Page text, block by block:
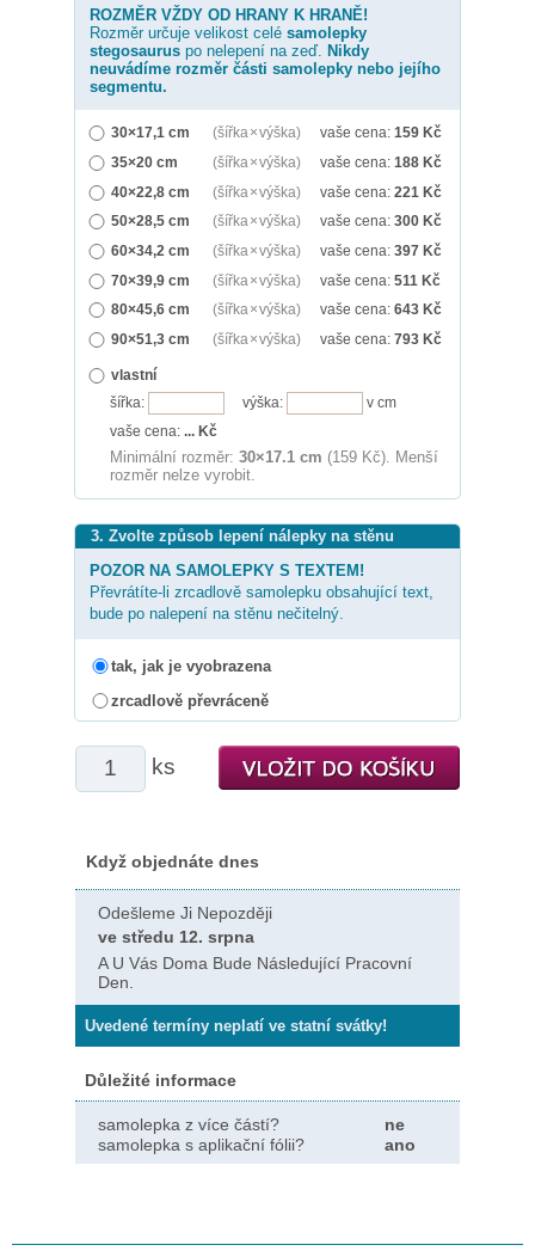
ROZMĚR VŽDY OD HRANY K HRANĚ!
Rozměr určuje velikost celé samolepky
stegosaurus po nelepení na zeď. Nikdy
neuvádíme rozměr části samolepky nebo jejího
segmentu.
30×17,1 cm (šířka × výška) vaše cena: 159 Kč
35×20 cm
(šířka × výška) vaše cena: 188 Kč
40×22,8 cm
(šířka × výška) vaše cena: 221 Kč
50×28,5 cm
(šířka × výška) vaše cena: 300 Kč
60×34,2 cm
(šířka × výška) vaše cena: 397 Kč
70×39,9 cm
(šířka × výška) vaše cena: 511 Kč
80×45,6 cm
(šířka × výška) vaše cena: 643 Kč
90×51,3 cm
(šířka × výška) vaše cena: 793 Kč
vlastní
šířka:
výška:
v cm
vaše cena: ... Kč
Minimální rozměr: 30×17.1 cm (159 Kč). Menší
rozměr nelze vyrobit.
3. Zvolte způsob lepení nálepky na stěnu
POZOR NA SAMOLEPKY S TEXTEM!
Převrátíte-li zrcadlově samolepku obsahující text,
bude po nalepení na stěnu nečitelný.
tak, jak je vyobrazena
zrcadlově převráceně
ks
Když objednáte dnes
Odešleme Ji Nepozději
ve středu 12. srpna
A U Vás Doma Bude Následující Pracovní
Den.
Uvedené termíny neplatí ve statní svátky!
Důležité informace
samolepka z více částí?
ne
samolepka s aplikační fólii?
ano